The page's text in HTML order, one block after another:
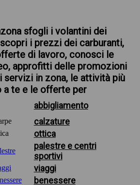
sfogli i volantini dei
i prezzi dei carburanti,
di lavoro, conosci le
approfitti delle promozioni
servizi in zona, le attività più
a te e le offerte per
abbigliamento
calzature
ottica
palestre e centri
sportivi
viaggi
benessere